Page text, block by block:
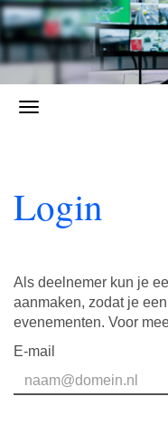
Login
Als deelnemer kun je
aanmaken, zodat je
evenementen. Voor
E-mail